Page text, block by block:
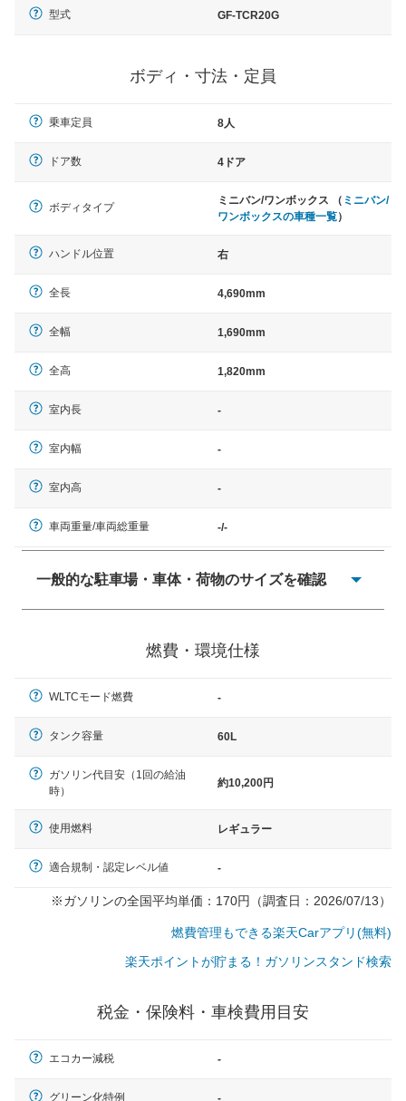
型式 GF-TCR20G
ボディ・寸法・定員
乗車定員 8人
ドア数 4ドア
ボディタイプ
ミニバン/ワンボックス （ ミニバン/
ワンボックスの車種一覧）
ハンドル位置 右
全長 4,690mm
全幅 1,690mm
全高 1,820mm
室内長 -
室内幅 -
室内高 -
車両重量/車両総重量 -/-
一般的な駐車場・車体・荷物のサイズを確認
× 長さ 5,000mm 車路幅 5,000mmというサイズが標準値
一般的な車体のサイズの目安
燃費・環境仕様
WLTCモード燃費 -
タンク容量 60L
ガソリン代目安（1回の給油
時）
約10,200円
使用燃料 レギュラー
適合規制・認定レベル値 -
※ガソリンの全国平均単価：170円（調査日：2026/07/13）
燃費管理もできる楽天Carアプリ(無料)
楽天ポイントが貯まる！ガソリンスタンド検索
税金・保険料・車検費用目安
エコカー減税 -
グリーン化特例 -